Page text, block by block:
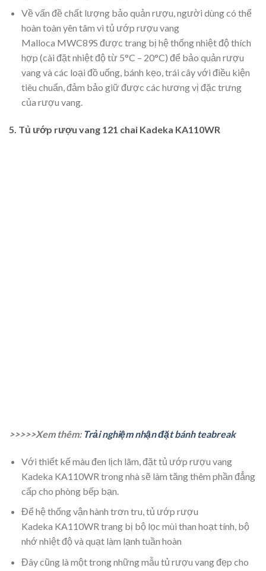
Về vấn đề chất lượng bảo quản rượu, người dùng có thể
hoàn toàn yên tâm vì tủ ướp rượu vang
Malloca MWC89S được trang bị hệ thống nhiệt độ thích
hợp (cài đặt nhiệt độ từ 5°C – 20°C) để bảo quản rượu
vang và các loại đồ uống, bánh kẹo, trái cây với điều kiện
tiêu chuẩn, đảm bảo giữ được các hương vị đặc trưng
của rượu vang.
5. Tủ ướp rượu vang 121 chai Kadeka KA110WR
>>>>>Xem thêm: Trải nghiệm nhận đặt bánh teabreak
Với thiết kế màu đen lịch lãm, đặt tủ ướp rượu vang
Kadeka KA110WR trong nhà sẽ làm tăng thêm phần đẳng
cấp cho phòng bếp bạn.
Để hệ thống vận hành trơn tru, tủ ướp rượu
Kadeka KA110WR trang bị bộ lọc mùi than hoạt tính, bộ
nhớ nhiệt độ và quạt làm lạnh tuần hoàn
Đây cũng là một trong những mẫu tủ rượu vang đẹp cho